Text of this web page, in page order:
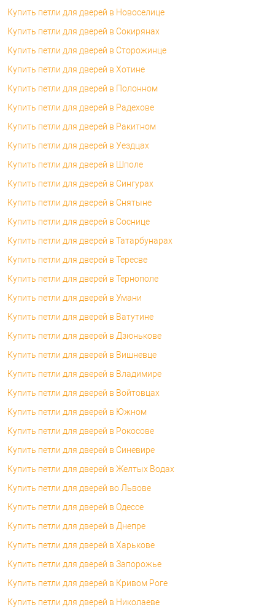
Купить петли для дверей в Новоселице
Купить петли для дверей в Сокирянах
Купить петли для дверей в Сторожинце
Купить петли для дверей в Хотине
Купить петли для дверей в Полонном
Купить петли для дверей в Радехове
Купить петли для дверей в Ракитном
Купить петли для дверей в Уездцах
Купить петли для дверей в Шполе
Купить петли для дверей в Сингурах
Купить петли для дверей в Снятыне
Купить петли для дверей в Соснице
Купить петли для дверей в Татарбунарах
Купить петли для дверей в Тересве
Купить петли для дверей в Тернополе
Купить петли для дверей в Умани
Купить петли для дверей в Ватутине
Купить петли для дверей в Дзюнькове
Купить петли для дверей в Вишневце
Купить петли для дверей в Владимире
Купить петли для дверей в Войтовцах
Купить петли для дверей в Южном
Купить петли для дверей в Рокосове
Купить петли для дверей в Синевире
Купить петли для дверей в Желтых Водах
Купить петли для дверей во Львове
Купить петли для дверей в Одессе
Купить петли для дверей в Днепре
Купить петли для дверей в Харькове
Купить петли для дверей в Запорожье
Купить петли для дверей в Кривом Роге
Купить петли для дверей в Николаеве